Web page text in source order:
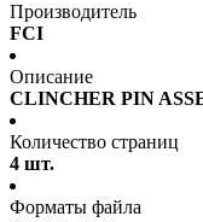
Производитель
FCI
Описание
CLINCHER PIN
Количество страниц
4 шт.
Форматы файла